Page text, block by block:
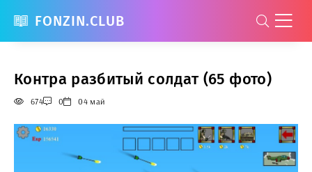
FONZIN.CLUB
Контра разбитый солдат (65 фото)
674 0 04 май